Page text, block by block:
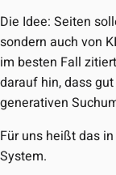
Die Idee: Seiten
sondern auch von
im besten Fall
darauf hin, dass
generativen
Für uns heißt das
System.